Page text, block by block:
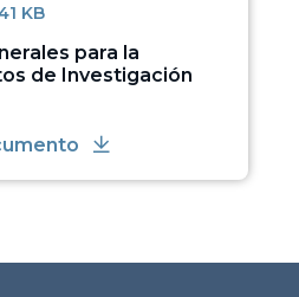
KB
para la
de Investigación